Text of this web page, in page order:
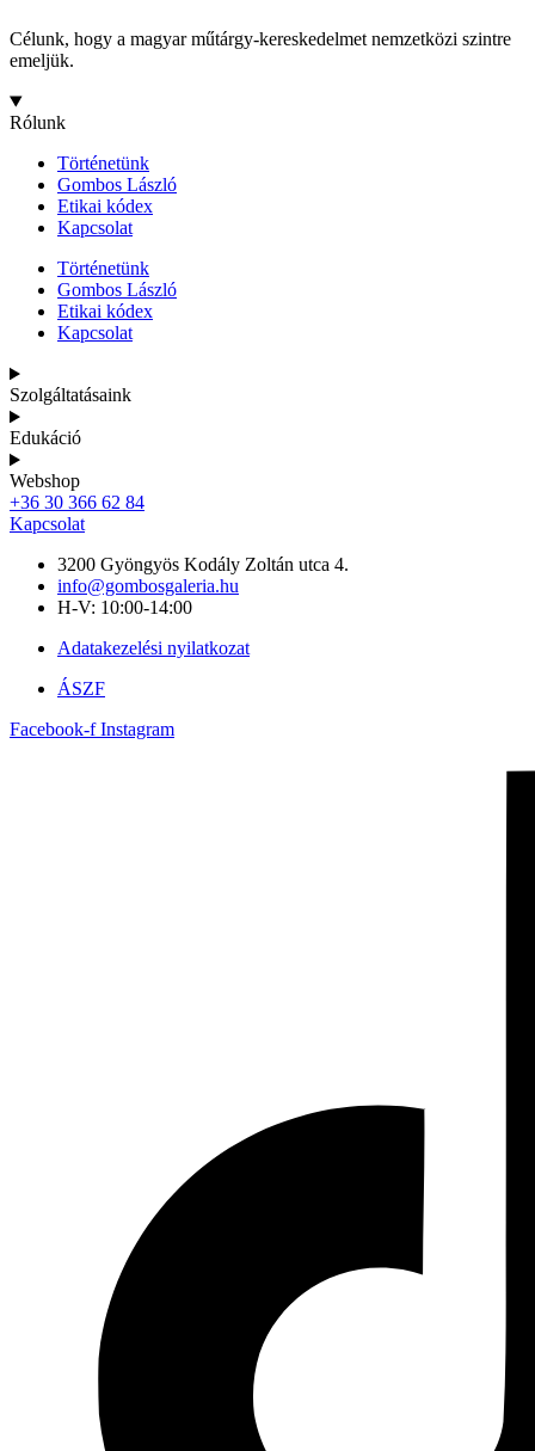
Célunk, hogy a magyar műtárgy-kereskedelmet nemzetközi szintre
emeljük.
Rólunk
Történetünk
Gombos László
Etikai kódex
Kapcsolat
Történetünk
Gombos László
Etikai kódex
Kapcsolat
Szolgáltatásaink
Edukáció
Webshop
+36 30 366 62 84
Kapcsolat
3200 Gyöngyös Kodály Zoltán utca 4.
info@gombosgaleria.hu
H-V: 10:00-14:00
Adatakezelési nyilatkozat
ÁSZF
Facebook-f Instagram